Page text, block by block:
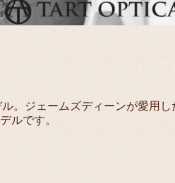
。ジェームズディーンが愛用し
ルです。